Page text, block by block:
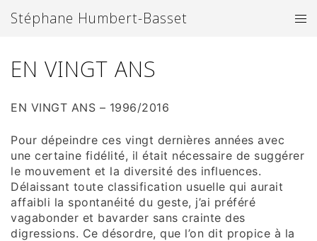
auStéphane Humbert-Basset
EN VINGT ANS
EN VINGT ANS – 1996/2016
Pour dépeindre ces vingt dernières années avec
une certaine fidélité, il était nécessaire de suggérer
le mouvement et la diversité des influences.
Délaissant toute classification usuelle qui aurait
affaibli la spontanéité du geste, j’ai préféré
vagabonder et bavarder sans crainte des
digressions. Ce désordre, que l’on dit propice à la